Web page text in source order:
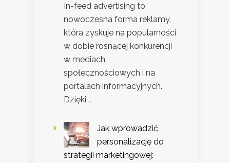
In-feed advertising to
nowoczesna forma reklamy,
która zyskuje na popularności
w dobie rosnącej konkurencji
w mediach
społecznościowych i na
portalach informacyjnych.
Dzięki …
Jak wprowadzić
personalizację do
strategii marketingowej: